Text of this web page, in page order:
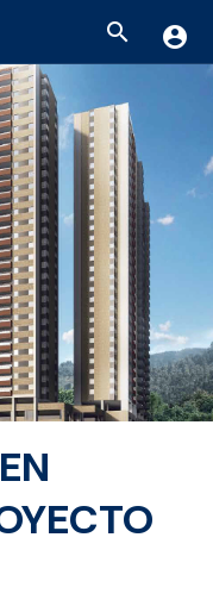
search account_circle